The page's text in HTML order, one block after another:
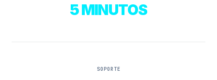
5 MINUTOS
SOPORTE